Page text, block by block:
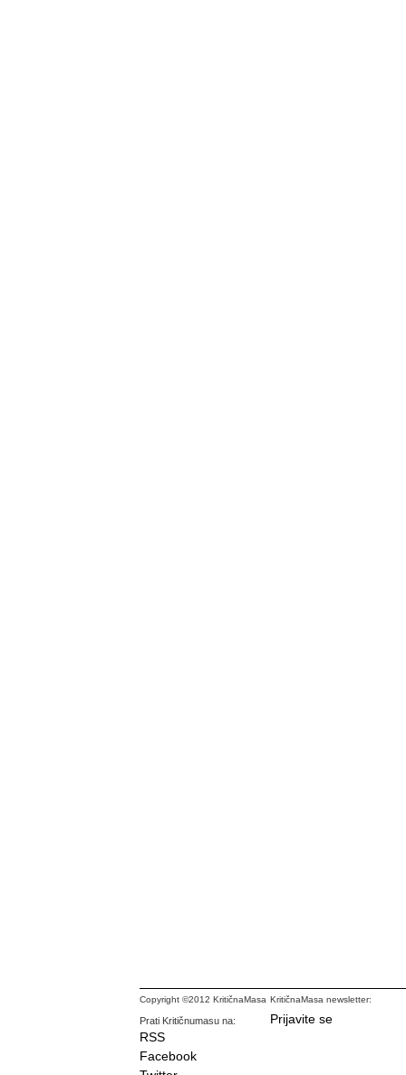
Copyright ©2012 KritičnaMasa
Prati Kritičnumasu na:
RSS
Facebook
KritičnaMasa newsletter:
Prijavite se